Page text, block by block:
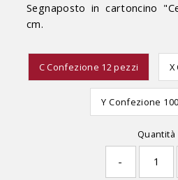
Segnaposto in cartoncino
cm.
C Confezione 12 pezzi
Y Confezione
Quantità
-